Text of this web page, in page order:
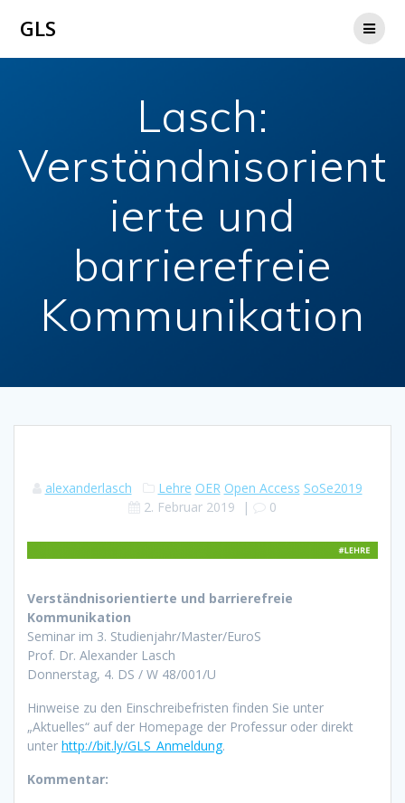
GLS
Lasch:
Verständnisorient
ierte und
barrierefreie
Kommunikation
alexanderlasch Lehre OER Open Access SoSe2019
2. Februar 2019 | 0
Verständnisorientierte und barrierefreie
Kommunikation
Seminar im 3. Studienjahr/Master/EuroS
Prof. Dr. Alexander Lasch
Donnerstag, 4. DS / W 48/001/U
Hinweise zu den Einschreibefristen finden Sie unter
„Aktuelles“ auf der Homepage der Professur oder direkt
unter http://bit.ly/GLS_Anmeldung.
Kommentar: